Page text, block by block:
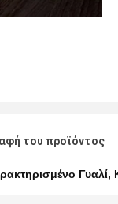
του προϊόντος
Γυαλί,